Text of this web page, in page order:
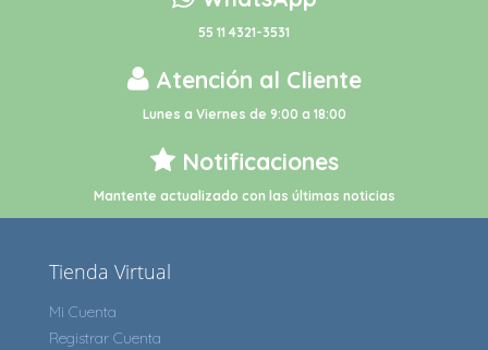
55 11 4321-3531
Atención al Cliente
Lunes a Viernes de 9:00 a 18:00
Notificaciones
Mantente actualizado con las últimas noticias
Tienda Virtual
Mi Cuenta
Registrar Cuenta